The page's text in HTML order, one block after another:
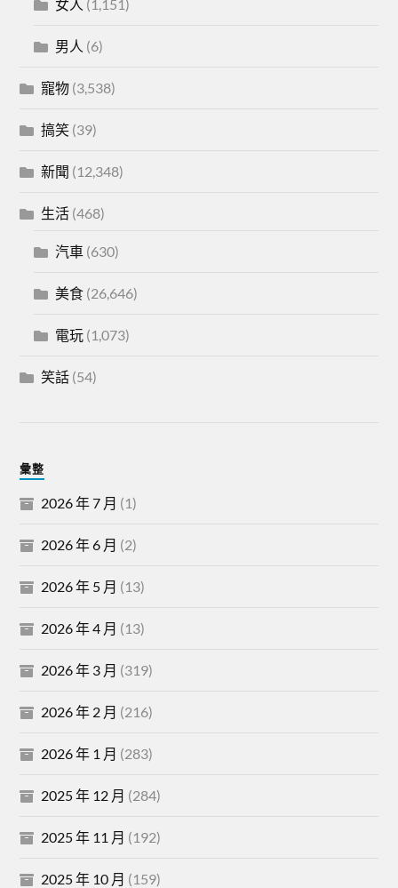
女人 (1,151)
男人 (6)
寵物 (3,538)
搞笑 (39)
新聞 (12,348)
生活 (468)
汽車 (630)
美食 (26,646)
電玩 (1,073)
笑話 (54)
彙整
2026 年 7 月 (1)
2026 年 6 月 (2)
2026 年 5 月 (13)
2026 年 4 月 (13)
2026 年 3 月 (319)
2026 年 2 月 (216)
2026 年 1 月 (283)
2025 年 12 月 (284)
2025 年 11 月 (192)
2025 年 10 月 (159)